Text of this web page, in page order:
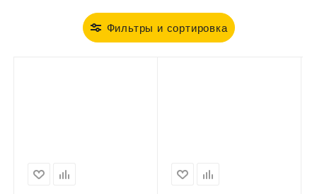
Фильтры и сортировка